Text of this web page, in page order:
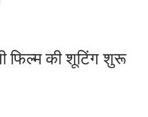
फिल्म की शूटिंग शुरू